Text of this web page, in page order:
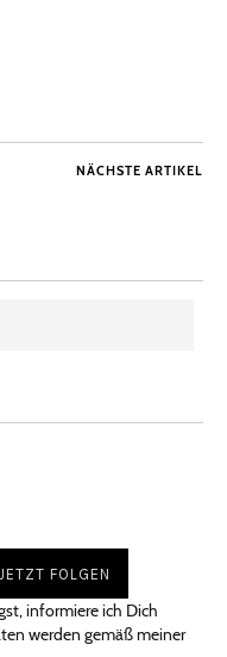
NÄCHSTE ARTIKEL
informiere ich Dich
werden gemäß meiner